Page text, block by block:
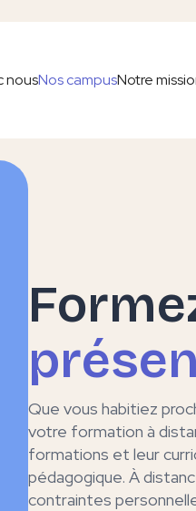
nousNos campusNotre
Que vous habitiez
votre formation à
formations et leur
pédagogique. À
contraintes